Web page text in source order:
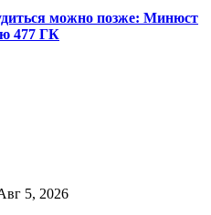
можно позже: Минюст
477 ГК
5, 2026